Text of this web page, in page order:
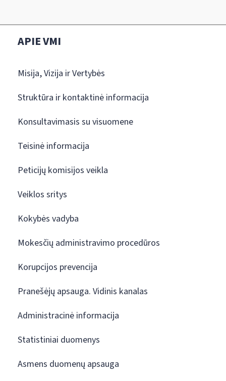
APIE VMI
Misija, Vizija ir Vertybės
Struktūra ir kontaktinė informacija
Konsultavimasis su visuomene
Teisinė informacija
Peticijų komisijos veikla
Veiklos sritys
Kokybės vadyba
Mokesčių administravimo procedūros
Korupcijos prevencija
Pranešėjų apsauga. Vidinis kanalas
Administracinė informacija
Statistiniai duomenys
Asmens duomenų apsauga